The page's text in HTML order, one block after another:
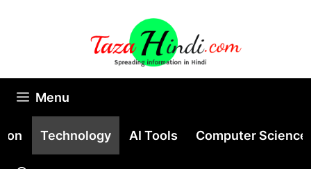
Menu
Technology AI Tools Computer Science